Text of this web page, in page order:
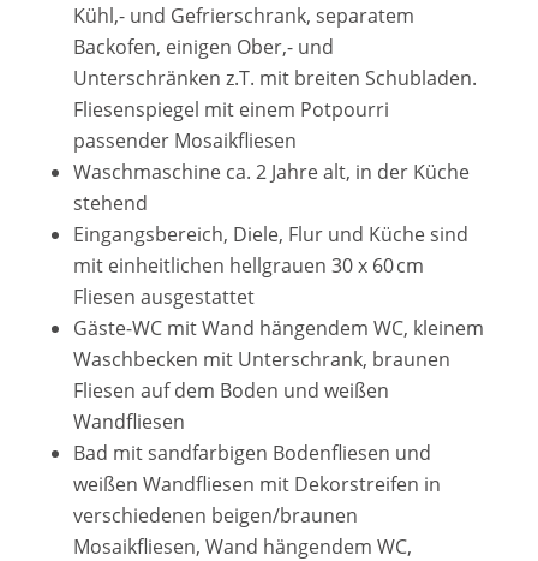
Kühl,- und Gefrierschrank, separatem
Backofen, einigen Ober,- und
Unterschränken z.T. mit breiten Schubladen.
Fliesenspiegel mit einem Potpourri
passender Mosaikfliesen
Waschmaschine ca. 2 Jahre alt, in der Küche
stehend
Eingangsbereich, Diele, Flur und Küche sind
mit einheitlichen hellgrauen 30 x 60 cm
Fliesen ausgestattet
Gäste-WC mit Wand hängendem WC, kleinem
Waschbecken mit Unterschrank, braunen
Fliesen auf dem Boden und weißen
Wandfliesen
Bad mit sandfarbigen Bodenfliesen und
weißen Wandfliesen mit Dekorstreifen in
verschiedenen beigen/braunen
Mosaikfliesen, Wand hängendem WC,